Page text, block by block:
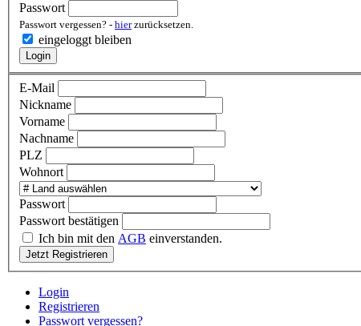
Passwort
Passwort vergessen? - hierzurücksetzen.
eingeloggt bleiben
Login
E-Mail
Nickname
Vorname
Nachname
PLZ
Wohnort
Passwort
Passwort bestätigen
Ich bin mit den AGB einverstanden.
Jetzt Registrieren
Login
Registrieren
Passwort vergessen?